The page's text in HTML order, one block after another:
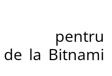
pentru
de la Bitnami